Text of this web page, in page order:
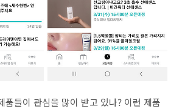
품들이 관심을 많이 받고 있나? 이런 제품